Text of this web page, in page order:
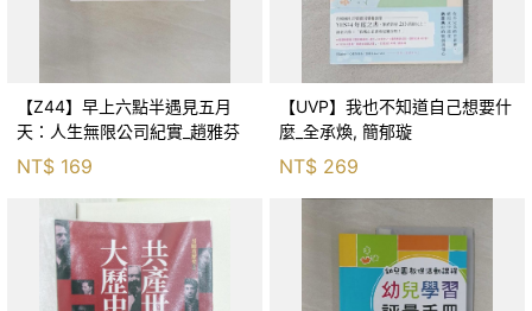
【Z44】早上六點半遇見五月
天：人生無限公司紀實_趙雅芬
NT$ 169
【UVP】我也不知道自己想要什
麼_全承煥, 簡郁璇
NT$ 269